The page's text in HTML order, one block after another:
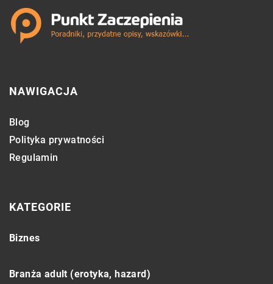
NAWIGACJA
Blog
Polityka prywatności
Regulamin
KATEGORIE
Biznes
Branża adult (erotyka, hazard)